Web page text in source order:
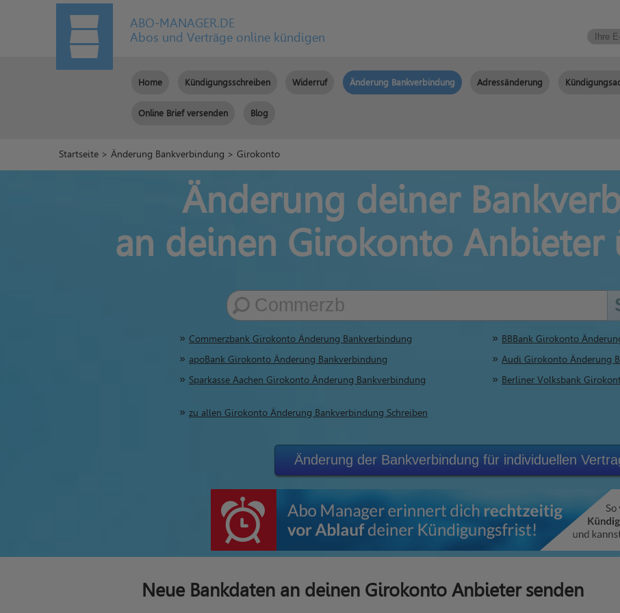
ABO-MANAGER.DE
Abos und Verträge online kündigen
Home Kündigungsschreiben Widerruf Änderung Bankverbindung Adressänderung
Online Brief versenden Blog
Startseite >Änderung Bankverbindung > Girokonto
Änderung deiner
an deinen Girokonto Anbieter
Commerzbank Girokonto Änderung Bankverbindung
apoBank Girokonto Änderung Bankverbindung
Sparkasse Aachen Girokonto Änderung Bankverbindung
BBBank Girokonto
Audi Girokonto Änderung
Berliner Volksbank
zu allen Girokonto Änderung Bankverbindung Schreiben
Änderung der Bankverbindung für individuellen
Neue Bankdaten an deinen Girokonto Anbieter senden